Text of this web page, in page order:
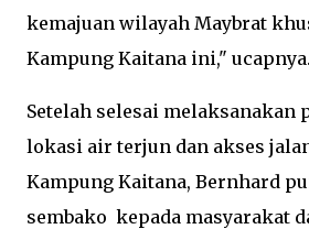
kemajuan wilayah Maybrat
Kampung Kaitana ini," ucapnya.
Setelah selesai melaksanakan
lokasi air terjun dan akses
Kampung Kaitana, Bernhard
sembako kepada masyarakat